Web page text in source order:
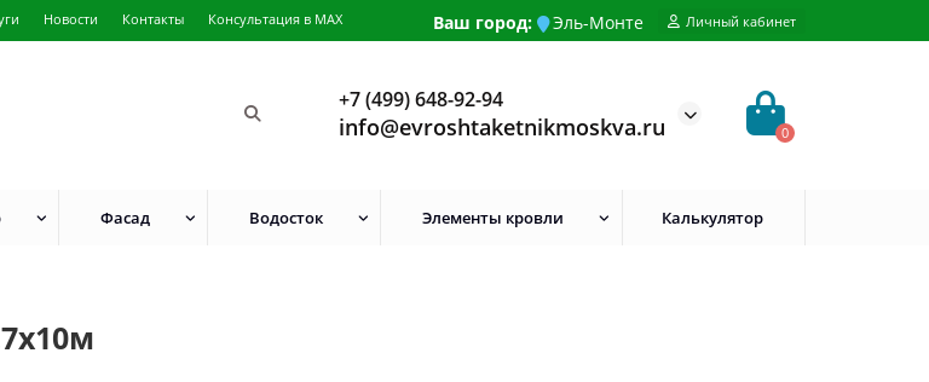
Новости Контакты Консультация в MAX Ваш город: Эль-Монте Личный кабинет
+7 (499) 648-92-94
info@evroshtaketnikmoskva.ru 0
Фасад Водосток Элементы кровли Калькулятор